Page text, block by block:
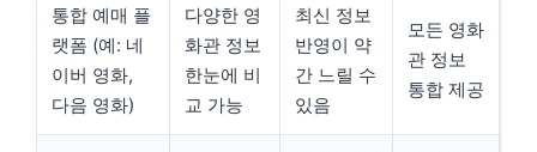
통합 예매 플
랫폼 (예: 네
이버 영화,
다음 영화)
다양한 영
화관 정보
한눈에 비
교 가능
최신 정보
반영이 약
간 느릴 수
있음
모든 영화
관 정보
통합 제공